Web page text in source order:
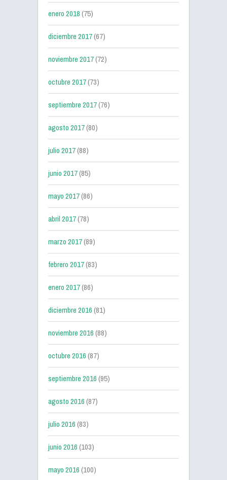
enero 2018(75)
diciembre 2017(67)
noviembre 2017(72)
octubre 2017(73)
septiembre 2017(76)
agosto 2017(80)
julio 2017(88)
junio 2017(85)
mayo 2017(86)
abril 2017(78)
marzo 2017(89)
febrero 2017(83)
enero 2017(86)
diciembre 2016(81)
noviembre 2016(88)
octubre 2016(87)
septiembre 2016(95)
agosto 2016(87)
julio 2016(83)
junio 2016(103)
mayo 2016(100)